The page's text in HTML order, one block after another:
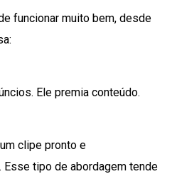
funcionar muito bem, desde
Ele premia conteúdo.
clipe pronto e
tipo de abordagem tende